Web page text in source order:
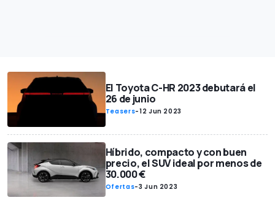
El Toyota C-HR 2023 debutará el
26 de junio
Teasers-12 Jun 2023
Híbrido, compacto y con buen
precio, el SUV ideal por menos de
30.000 €
Ofertas-3 Jun 2023